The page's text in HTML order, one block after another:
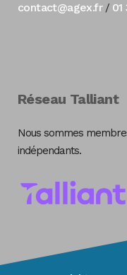
contact@agex.fr/
Réseau Talliant
Nous sommes
indépendants.